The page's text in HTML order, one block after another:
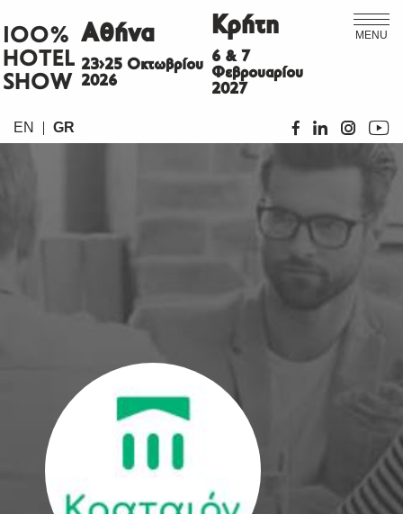
MENU
ΙΟΟ%
HOTEL
SHOW
Αθήνα
23>25 Οκτωβρίου
2026
Κρήτη
6 & 7
Φεβρουαρίου
2027
EN GR